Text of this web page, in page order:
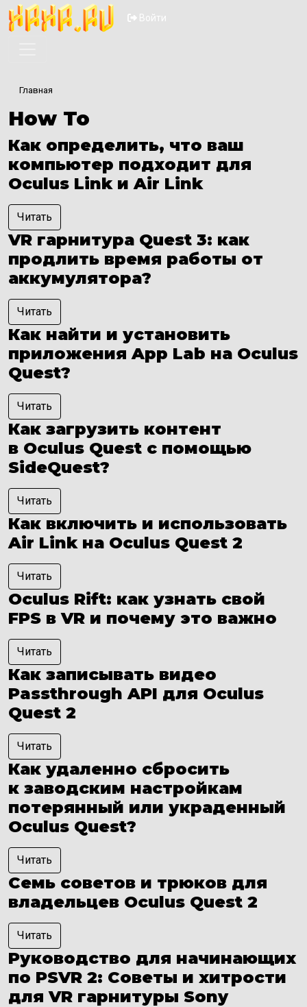
Меню учётной
Войти
Главная
How To
Как определить, что ваш
компьютер подходит для
Oculus Link и Air Link
Читать
VR гарнитура Quest 3: как
продлить время работы от
аккумулятора?
Читать
Как найти и установить
приложения App Lab на Oculus
Quest?
Читать
Как загрузить контент
в Oculus Quest с помощью
SideQuest?
Читать
Как включить и использовать
Air Link на Oculus Quest 2
Читать
Oculus Rift: как узнать свой
FPS в VR и почему это важно
Читать
Как записывать видео
Passthrough API для Oculus
Quest 2
Читать
Как удаленно сбросить
к заводским настройкам
потерянный или украденный
Oculus Quest?
Читать
Семь советов и трюков для
владельцев Oculus Quest 2
Читать
Руководство для начинающих
по PSVR 2: Советы и хитрости
для VR гарнитуры Sony